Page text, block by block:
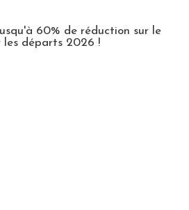
60% de réduction sur le
les départs 2026 !